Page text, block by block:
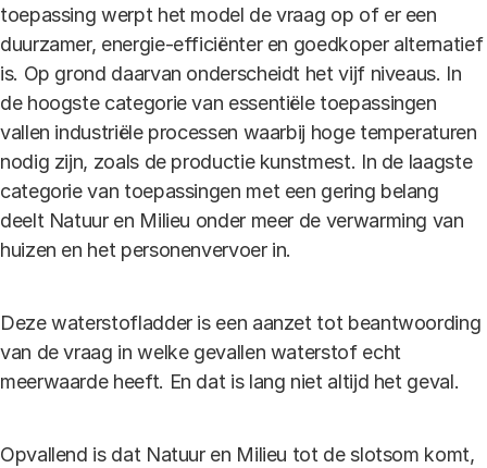
toepassing werpt het model de vraag op of er een
duurzamer, energie-efficiënter en goedkoper alternatief
is. Op grond daarvan onderscheidt het vijf niveaus. In
de hoogste categorie van essentiële toepassingen
vallen industriële processen waarbij hoge temperaturen
nodig zijn, zoals de productie kunstmest. In de laagste
categorie van toepassingen met een gering belang
deelt Natuur en Milieu onder meer de verwarming van
huizen en het personenvervoer in.
Deze waterstofladder is een aanzet tot beantwoording
van de vraag in welke gevallen waterstof echt
meerwaarde heeft. En dat is lang niet altijd het geval.
Opvallend is dat Natuur en Milieu tot de slotsom komt,